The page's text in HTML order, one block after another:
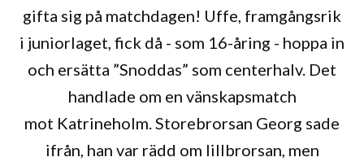
gifta sig på matchdagen! Uffe, framgångsrik
i juniorlaget, fick då - som 16-åring - hoppa in
och ersätta ”Snoddas” som centerhalv. Det
handlade om en vänskapsmatch
mot Katrineholm. Storebrorsan Georg sade
ifrån, han var rädd om lillbrorsan, men